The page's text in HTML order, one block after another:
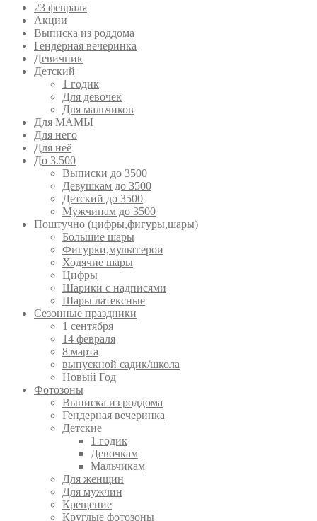
23 февраля
Акции
Выписка из роддома
Гендерная вечеринка
Девичник
Детский
1 годик
Для девочек
Для мальчиков
Для МАМЫ
Для него
Для неё
До 3.500
Выписки до 3500
Девушкам до 3500
Детский до 3500
Мужчинам до 3500
Поштучно (цифры,фигуры,шары)
Большие шары
Фигурки,мультгерои
Ходячие шары
Цифры
Шарики с надписями
Шары латексные
Сезонные праздники
1 сентября
14 февраля
8 марта
выпускной садик/школа
Новый Год
Фотозоны
Выписка из роддома
Гендерная вечеринка
Детские
1 годик
Девочкам
Мальчикам
Для женщин
Для мужчин
Крещение
Круглые фотозоны